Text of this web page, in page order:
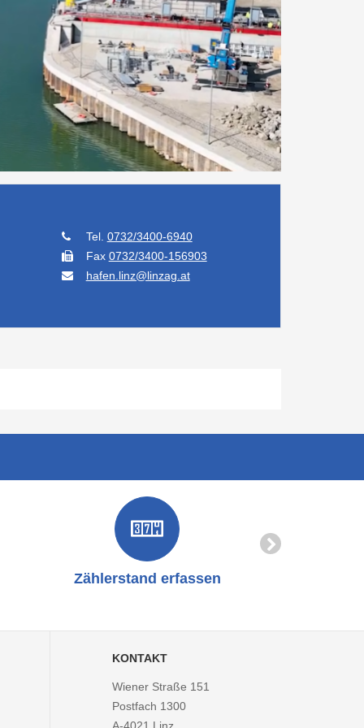
Tel. 0732/3400-6940
Fax 0732/3400-156903
hafen.linz@linzag.at
Zählerstand erfassen
KONTAKT
Wiener Straße 151
Postfach 1300